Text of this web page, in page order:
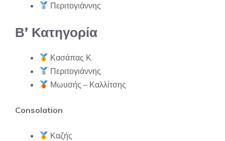
Περιτογιάννης
Β’ Κατηγορία
Κασάπας Κ.
Περιτογιάννης
Μωυσής – Καλλίτσης
Consolation
Καζής